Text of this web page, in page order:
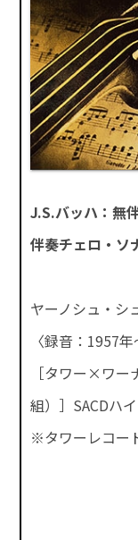
J.S.バッハ：無
伴奏チェロ・ソ
ヤーノシュ・シ
〈録音：1957年
［タワー×ワー
組）］SACDハ
※タワーレコー